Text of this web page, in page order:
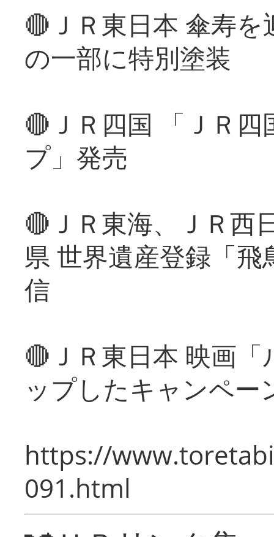
🔴ＪＲ東日本 傘寿
の一部に特別塗装
🔴ＪＲ四国 「ＪＲ
プ」発売
🔴ＪＲ東海、ＪＲ西
県 世界遺産登録「
信
🔴ＪＲ東日本 映画
ップしたキャンペー
https://
091.html